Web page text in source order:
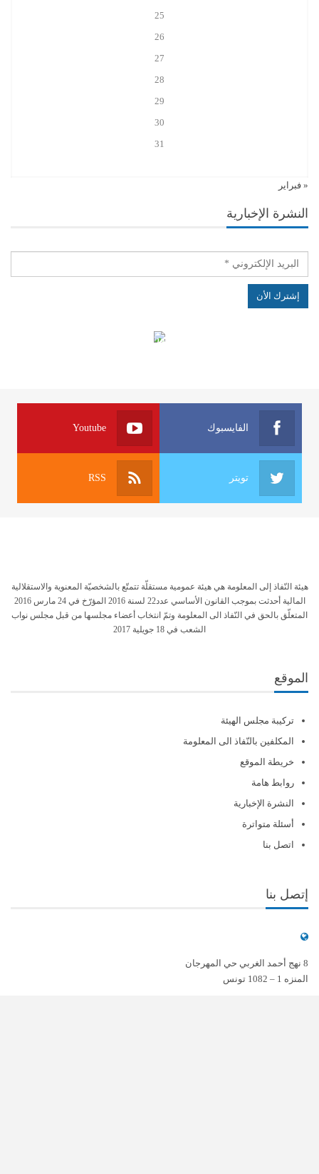
25
26
27
28
29
30
31
« فبراير
النشرة الإخبارية
الهياكل الخاضعة لقانون النفاذ إلى المعلومة
الفايسبوك Youtube
تويتر RSS
هيئة النّفاذ إلى المعلومة هي هيئة عمومية مستقلّة تتمتّع بالشخصيّة المعنوية والاستقلالية
المالية أحدثت بموجب القانون الأساسي عدد22 لسنة 2016 المؤرّخ في 24 مارس 2016
المتعلّق بالحق في النّفاذ الى المعلومة وتمّ انتخاب أعضاء مجلسها من قبل مجلس نواب
الشعب في 18 جويلية 2017
الموقع
تركيبة مجلس الهيئة
المكلفين بالنّفاذ الى المعلومة
خريطة الموقع
روابط هامة
النشرة الإخبارية
أسئلة متواترة
اتصل بنا
إتصل بنا
8 نهج أحمد الغربي حي المهرجان
المنزه 1 – 1082 تونس